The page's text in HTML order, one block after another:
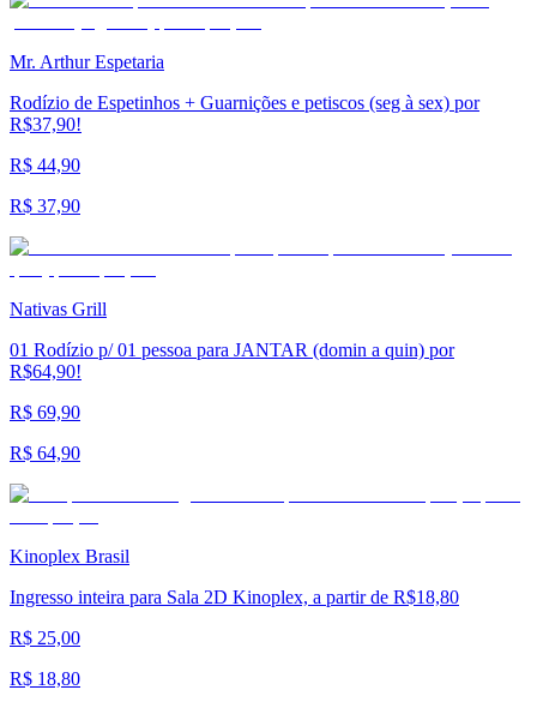
Mr. Arthur Espetaria
Rodízio de Espetinhos + Guarnições e petiscos (seg à sex) por
R$37,90!
R$ 44,90
R$ 37,90
Nativas Grill
01 Rodízio p/ 01 pessoa para JANTAR (domin a quin) por
R$64,90!
R$ 69,90
R$ 64,90
Kinoplex Brasil
Ingresso inteira para Sala 2D Kinoplex, a partir de R$18,80
R$ 25,00
R$ 18,80